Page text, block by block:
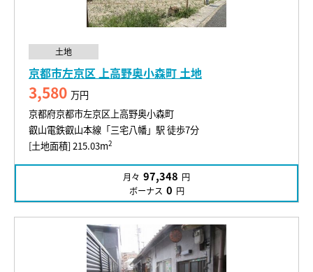
土地
京都市左京区 上高野奥小森町 土地
3,580 万円
京都府京都市左京区上高野奥小森町
叡山電鉄叡山本線「三宅八幡」駅 徒歩7分
[土地面積] 215.03m2
月々 97,348 円
ボーナス 0 円